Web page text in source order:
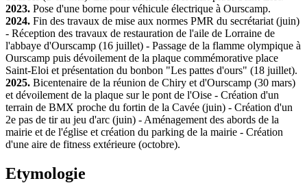
2023. Pose d'une borne pour véhicule électrique à Ourscamp.
2024. Fin des travaux de mise aux normes PMR du secrétariat (juin)
- Réception des travaux de restauration de l'aile de Lorraine de
l'abbaye d'Ourscamp (16 juillet) - Passage de la flamme olympique à
Ourscamp puis dévoilement de la plaque commémorative place
Saint-Eloi et présentation du bonbon "Les pattes d'ours" (18 juillet).
2025. Bicentenaire de la réunion de Chiry et d'Ourscamp (30 mars)
et dévoilement de la plaque sur le pont de l'Oise - Création d'un
terrain de BMX proche du fortin de la Cavée (juin) - Création d'un
2e pas de tir au jeu d'arc (juin) - Aménagement des abords de la
mairie et de l'église et création du parking de la mairie - Création
d'une aire de fitness extérieure (octobre).
Etymologie